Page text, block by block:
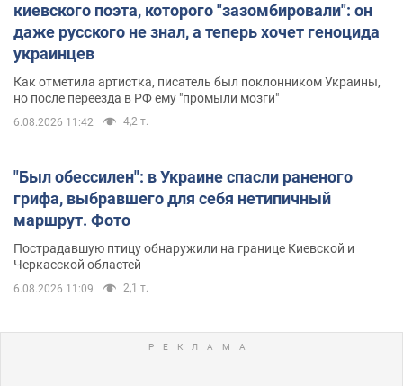
киевского поэта, которого "зазомбировали": он
даже русского не знал, а теперь хочет геноцида
украинцев
Как отметила артистка, писатель был поклонником Украины,
но после переезда в РФ ему "промыли мозги"
6.08.2026 11:42 4,2 т.
"Был обессилен": в Украине спасли раненого
грифа, выбравшего для себя нетипичный
маршрут. Фото
Пострадавшую птицу обнаружили на границе Киевской и
Черкасской областей
6.08.2026 11:09 2,1 т.